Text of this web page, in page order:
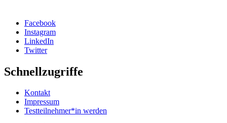
Social
Facebook
Instagram
LinkedIn
Twitter
Schnellzugriffe
Kontakt
Impressum
Testteilnehmer*in werden